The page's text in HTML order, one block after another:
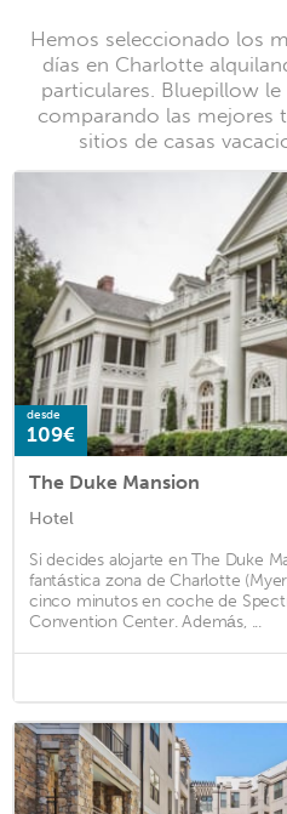
Hemos seleccionado los
días en Charlotte
particulares. Bluepillow
comparando las mejores
sitios de casas
desde
109€
The Duke Mansion
Hotel
Si decides alojarte en The Duke
fantástica zona de Charlotte
cinco minutos en coche de
Convention Center. Además, ...